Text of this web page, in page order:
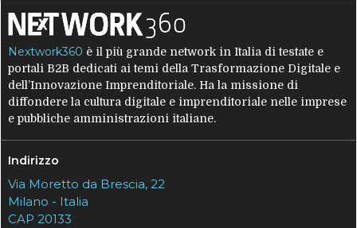
Nextwork360 è il più grande network in Italia di testate e
portali B2B dedicati ai temi della Trasformazione Digitale e
dell’Innovazione Imprenditoriale. Ha la missione di
diffondere la cultura digitale e imprenditoriale nelle imprese
e pubbliche amministrazioni italiane.
Indirizzo
Via Moretto da Brescia, 22
Milano - Italia
CAP 20133